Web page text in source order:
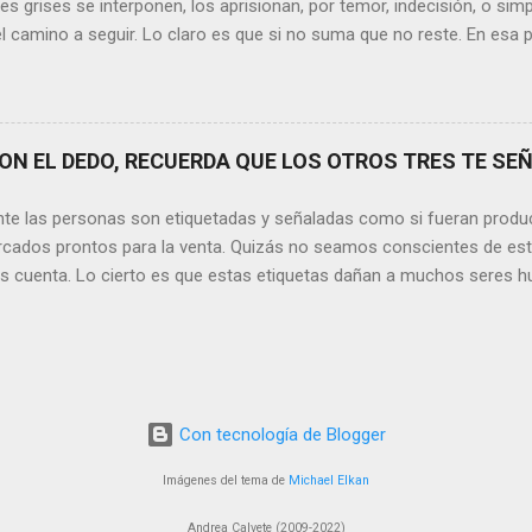
grises se interponen, los aprisionan, por temor, indecisión, o
camino a seguir. Lo claro es que si no suma que no reste. En esa
si agregan algo , si aportan de alguna forma a nuestro día a
quinten tiempo o energía, elementos que en la medida que pasa
necesarios. Evidentemente, de lo malo, de lo difícil es donde más
nos fortalecemos, y resurgimos como el Ave Fénix. Sin
que cada momento sea irrepetible y mágico. Quizás aquí
EL DEDO, RECUERDA QUE LOS OTROS TRES TE
las personas son etiquetadas y señaladas como si fueran
prontos para la venta. Quizás no seamos conscientes de
cuenta. Lo cierto es que estas etiquetas dañan a muchos seres
los comienzos de la Humanidad, lo que llama la atención es
quedados estancados en algún otro siglo. Y basta con mirar las
de la persona a la que se hace referencia, parecen ser: su
sexual, política, ideológica, filosófica o religiosa, en lugar del hecho
Con tecnología de Blogger
Imágenes del tema de Michael Elkan
Andrea Calvete (2009-2022)